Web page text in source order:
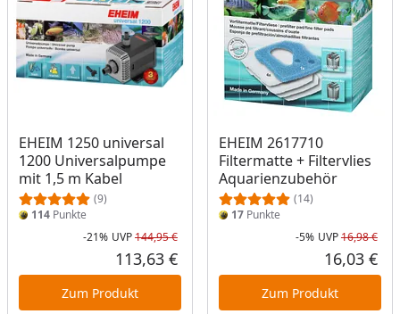
EHEIM 1250 universal
1200 Universalpumpe
mit 1,5 m Kabel
(9)
114 Punkte
Rabatt in Prozent
-21%
Ursprünglicher Preis
UVP144,95 €
Aktueller Preis
113,63 €
Zum Produkt
EHEIM 2617710
Filtermatte + Filtervlies
Aquarienzubehör
(14)
17Punkte
-5% UVP16,98 €
16,03 €
Zum Produkt